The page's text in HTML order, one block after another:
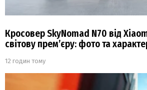
Кросовер SkyNomad N70 від
світову прем’єру: фото та
12 годин тому